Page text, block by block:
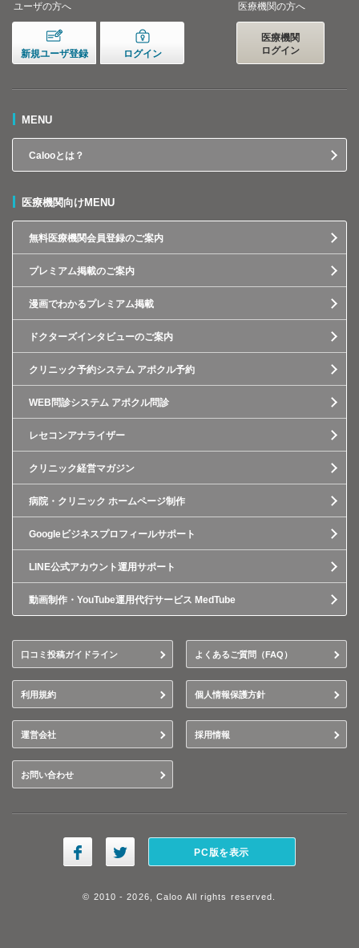
ユーザの方へ
新規ユーザ登録 ログイン
医療機関の方へ
医療機関
ログイン
MENU
Calooとは？
医療機関向けMENU
無料医療機関会員登録のご案内
プレミアム掲載のご案内
漫画でわかるプレミアム掲載
ドクターズインタビューのご案内
クリニック予約システム アポクル予約
WEB問診システム アポクル問診
レセコンアナライザー
クリニック経営マガジン
病院・クリニック ホームページ制作
Googleビジネスプロフィールサポート
LINE公式アカウント運用サポート
動画制作・YouTube運用代行サービス MedTube
口コミ投稿ガイドライン よくあるご質問（FAQ）
利用規約 個人情報保護方針
運営会社 採用情報
お問い合わせ
PC版を表示
© 2010 - 2026, Caloo All rights reserved.